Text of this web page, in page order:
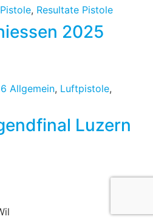
Pistole, Resultate Pistole
2025
Allgemein, Luftpistole,
Luzern